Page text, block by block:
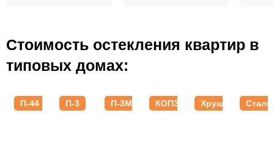
Стоимость остекления квартир в
типовых домах:
П-44 П-3 П-3М КОПЭ Хрущевки